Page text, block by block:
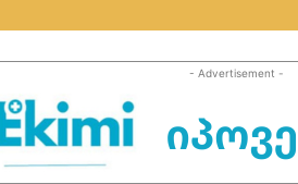
- Advertisement -